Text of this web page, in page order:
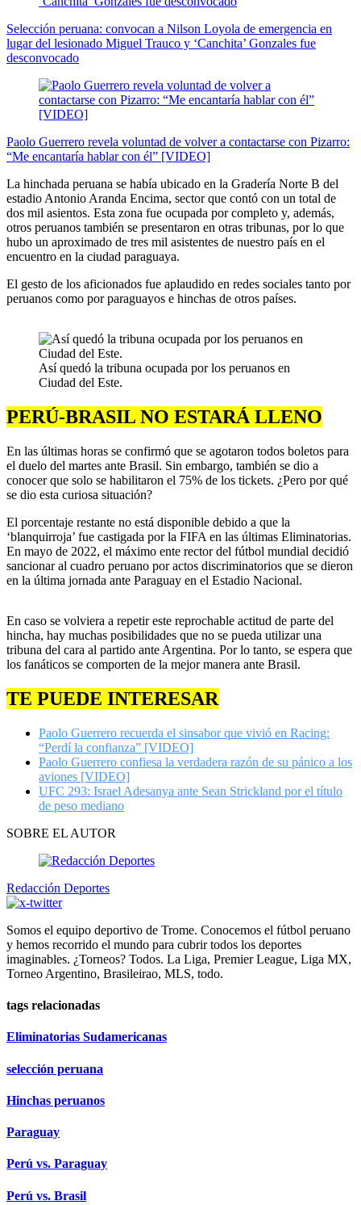
Selección peruana: convocan a Nilson Loyola de emergencia en
lugar del lesionado Miguel Trauco y ‘Canchita’ Gonzales fue
desconvocado
Paolo Guerrero revela voluntad de volver a contactarse con Pizarro:
“Me encantaría hablar con él” [VIDEO]
La hinchada peruana se había ubicado en la Gradería Norte B del
estadio Antonio Aranda Encima, sector que contó con un total de
dos mil asientos. Esta zona fue ocupada por completo y, además,
otros peruanos también se presentaron en otras tribunas, por lo que
hubo un aproximado de tres mil asistentes de nuestro país en el
encuentro en la ciudad paraguaya.
El gesto de los aficionados fue aplaudido en redes sociales tanto por
peruanos como por paraguayos e hinchas de otros países.
Así quedó la tribuna ocupada por los peruanos en
Ciudad del Este.
PERÚ-BRASIL NO ESTARÁ LLENO
En las últimas horas se confirmó que se agotaron todos boletos para
el duelo del martes ante Brasil. Sin embargo, también se dio a
conocer que solo se habilitaron el 75% de los tickets. ¿Pero por qué
se dio esta curiosa situación?
El porcentaje restante no está disponible debido a que la
‘blanquirroja’ fue castigada por la FIFA en las últimas Eliminatorias.
En mayo de 2022, el máximo ente rector del fútbol mundial decidió
sancionar al cuadro peruano por actos discriminatorios que se dieron
en la última jornada ante Paraguay en el Estadio Nacional.
En caso se volviera a repetir este reprochable actitud de parte del
hincha, hay muchas posibilidades que no se pueda utilizar una
tribuna del cara al partido ante Argentina. Por lo tanto, se espera que
los fanáticos se comporten de la mejor manera ante Brasil.
TE PUEDE INTERESAR
Paolo Guerrero recuerda el sinsabor que vivió en Racing:
“Perdí la confianza” [VIDEO]
Paolo Guerrero confiesa la verdadera razón de su pánico a los
aviones [VIDEO]
UFC 293: Israel Adesanya ante Sean Strickland por el título
de peso mediano
SOBRE EL AUTOR
Redacción Deportes
Somos el equipo deportivo de Trome. Conocemos el fútbol peruano
y hemos recorrido el mundo para cubrir todos los deportes
imaginables. ¿Torneos? Todos. La Liga, Premier League, Liga MX,
Torneo Argentino, Brasileirao, MLS, todo.
tags relacionadas
Eliminatorias Sudamericanas
selección peruana
Hinchas peruanos
Paraguay
Perú vs. Paraguay
Perú vs. Brasil